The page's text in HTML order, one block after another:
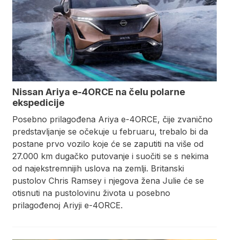
Nissan Ariya e-4ORCE na čelu polarne
ekspedicije
Posebno prilagođena Ariya e-4ORCE, čije zvanično
predstavljanje se očekuje u februaru, trebalo bi da
postane prvo vozilo koje će se zaputiti na više od
27.000 km dugačko putovanje i suočiti se s nekima
od najekstremnijih uslova na zemlji. Britanski
pustolov Chris Ramsey i njegova žena Julie će se
otisnuti na pustolovinu života u posebno
prilagođenoj Ariyji e-4ORCE.